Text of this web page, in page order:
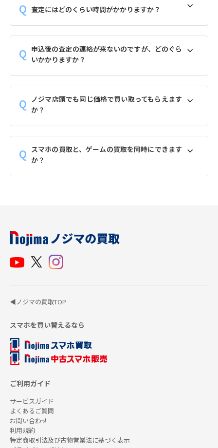
査定にはどのくらい時間がかかりますか？
申込後の査定の連絡が来ないのですが、どのぐら
いかかりますか？
ノジマ店頭でも同じ価格で買い取ってもらえます
か？
スマホの買取と、ゲームの買取を同時にできます
か？
◀ノジマの買取TOP
スマホを買い替えるなら
ご利用ガイド
サービスガイド
よくあるご質問
お問い合わせ
利用規約
特定商取引法及び古物営業法に基づく表示